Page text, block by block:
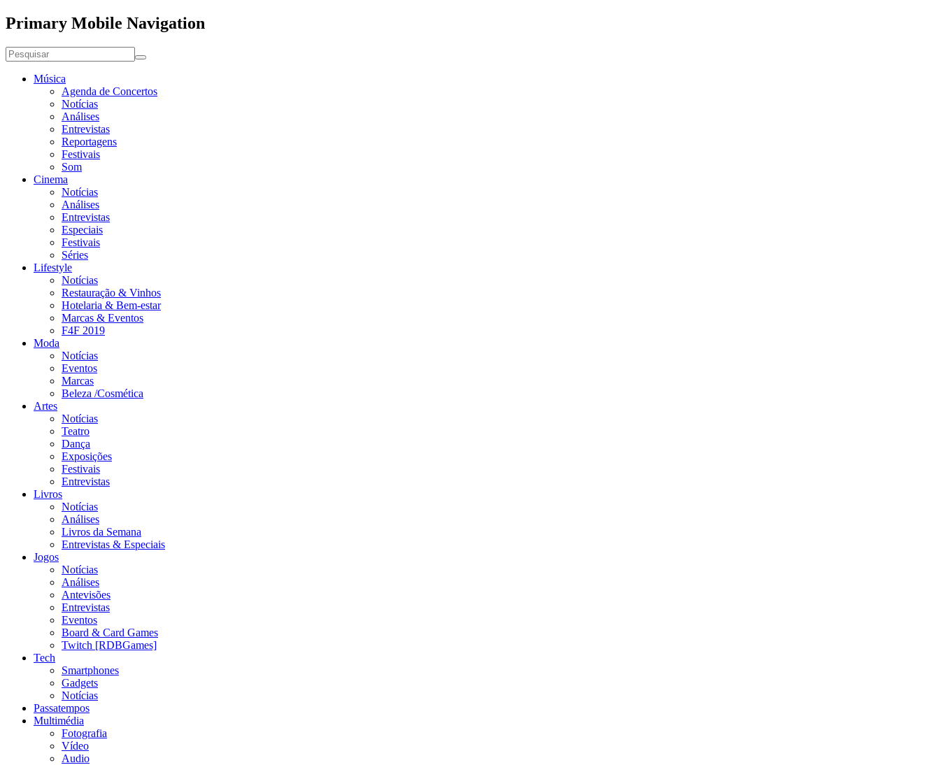
Primary Mobile Navigation
Música
Agenda de Concertos
Notícias
Análises
Entrevistas
Reportagens
Festivais
Som
Cinema
Notícias
Análises
Entrevistas
Especiais
Festivais
Séries
Lifestyle
Notícias
Restauração & Vinhos
Hotelaria & Bem-estar
Marcas & Eventos
F4F 2019
Moda
Notícias
Eventos
Marcas
Beleza /Cosmética
Artes
Notícias
Teatro
Dança
Exposições
Festivais
Entrevistas
Livros
Notícias
Análises
Livros da Semana
Entrevistas & Especiais
Jogos
Notícias
Análises
Antevisões
Entrevistas
Eventos
Board & Card Games
Twitch [RDBGames]
Tech
Smartphones
Gadgets
Notícias
Passatempos
Multimédia
Fotografia
Vídeo
Audio